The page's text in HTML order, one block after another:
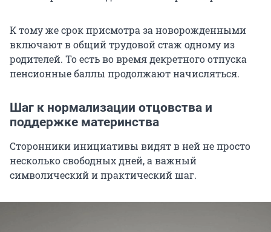
К тому же срок присмотра за новорожденными
включают в общий трудовой стаж одному из
родителей. То есть во время декретного отпуска
пенсионные баллы продолжают начисляться.
Шаг к нормализации отцовства и
поддержке материнства
Сторонники инициативы видят в ней не просто
несколько свободных дней, а важный
символический и практический шаг.